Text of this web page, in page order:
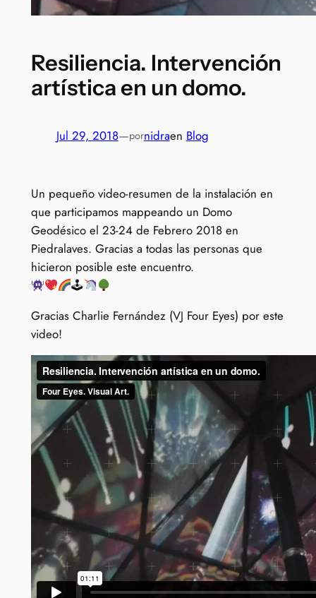
Resiliencia. Intervención
artística en un domo.
Jul 29, 2018—pornidraen Blog
Un pequeño video-resumen de la instalación en
que participamos mappeando un Domo
Geodésico el 23-24 de Febrero 2018 en
Piedralaves. Gracias a todas las personas que
hicieron posible este encuentro.
🕹
Gracias Charlie Fernández (VJ Four Eyes) por este
video!